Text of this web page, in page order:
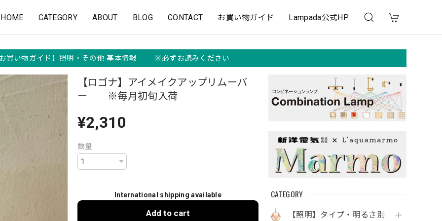
HOME CATEGORY ABOUT BLOG CONTACT お買い物ガイド Lampada公式HP
買い物ガイド】照明・その他 基本情報 ※必ずお読みください
CATEGORY
【照明】タイプ・明るさ別
【ロゴナ】アイメイクアップリムーバ
ー ※毎月初旬入荷
¥2,310
数量
International shipping available
Add to cart